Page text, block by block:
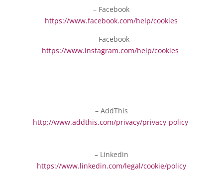
– Facebook
https://www.facebook.com/help/cookies
– Facebook
https://www.instagram.com/help/cookies
– AddThis
http://www.addthis.com/privacy/privacy-policy
– Linkedin
https://www.linkedin.com/legal/cookie/policy